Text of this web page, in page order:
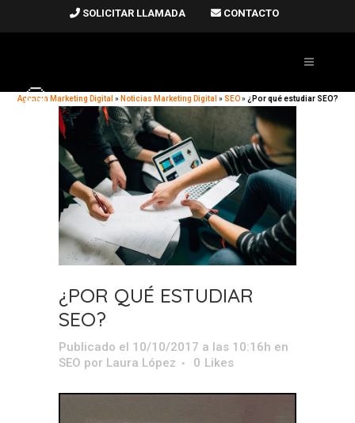
SOLICITAR LLAMADA CONTACTO
Agencia Marketing Digital » Noticias Marketing Digital »SEO» ¿Por qué estudiar SEO?
¿POR QUÉ ESTUDIAR
SEO?
Publicado el 10/10/2017 a las 10:16h en
SEO por Laura López 0 Likes